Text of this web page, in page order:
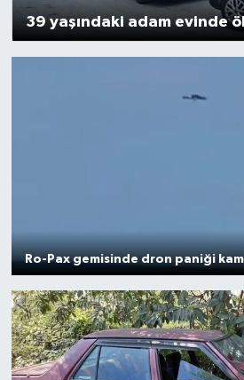
39 yaşındaki adam evinde
Ro-Pax gemisinde dron paniği
ÇEVRE
English News
Finans
Flaş Haber